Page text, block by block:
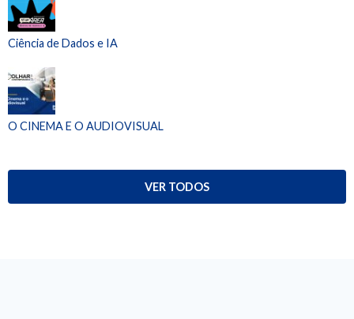
Ciência de Dados e IA
O CINEMA E O AUDIOVISUAL
VER TODOS